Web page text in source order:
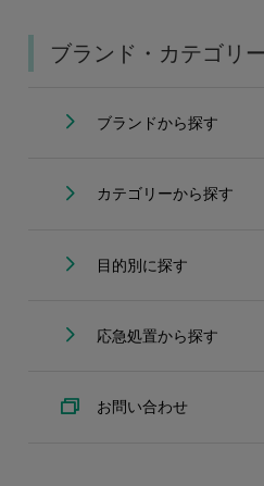
ブランド・カテゴリ
ブランドから探す
カテゴリーから探す
目的別に探す
応急処置から探す
お問い合わせ